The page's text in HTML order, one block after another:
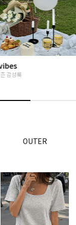
행
해주신 Steady seller
OUTER